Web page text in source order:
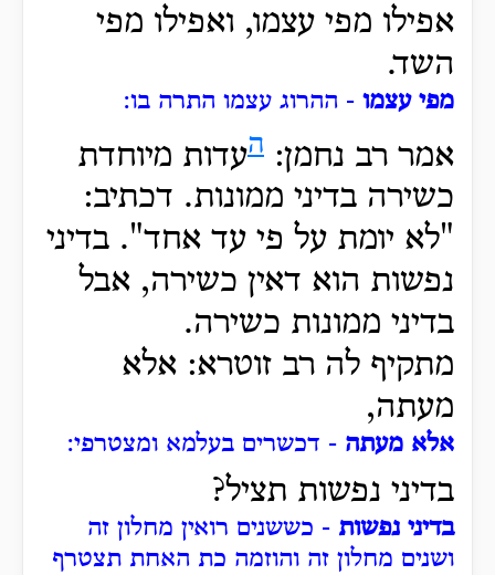
אפילו מפי עצמו, ואפילו מפי
השד.
מפי עצמו - ההרוג עצמו התרה בו:
אמר רב נחמן: העדות מיוחדת
כשירה בדיני ממונות. דכתיב:
"לא יומת על פי עד אחד". בדיני
נפשות הוא דאין כשירה, אבל
בדיני ממונות כשירה.
מתקיף לה רב זוטרא: אלא
מעתה,
אלא מעתה - דכשרים בעלמא ומצטרפי:
בדיני נפשות תציל?
בדיני נפשות - כששנים רואין מחלון זה
ושנים מחלון זה והוזמה כת האחת תצטרף